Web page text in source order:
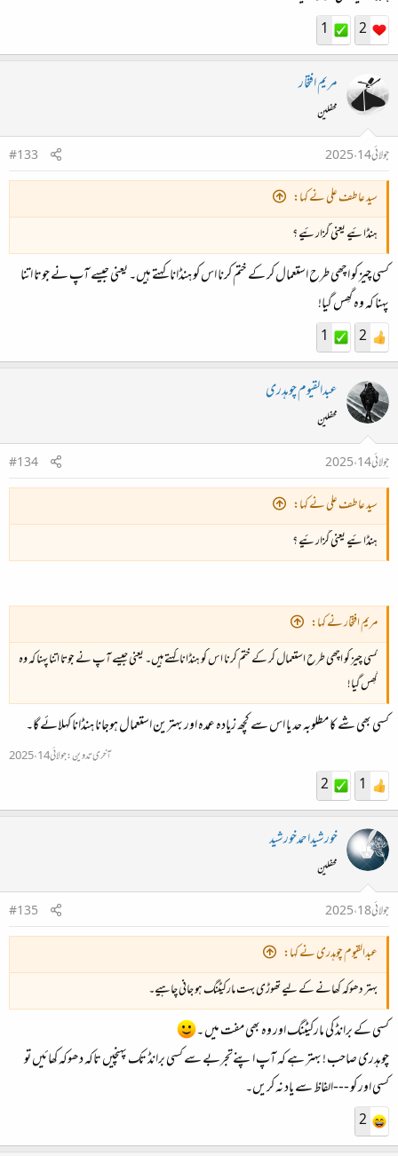
2
1
مریم افتخار
محفلین
جولائی 14، 2025
#133
سید عاطف علی نے کہا:
ہنڈائیے یعنی گزارئیے ؟
کسی چیز کو اچھی طرح استعمال کر کے ختم کرنا اس کو ہنڈانا کہتے ہیں۔ یعنی جیسے آپ نے جوتا اتنا
پہنا کہ وہ گھِس گیا!
2
1
عبدالقیوم چوہدری
محفلین
جولائی 14، 2025
#134
سید عاطف علی نے کہا:
ہنڈائیے یعنی گزارئیے ؟
مریم افتخار نے کہا:
کسی چیز کو اچھی طرح استعمال کر کے ختم کرنا اس کو ہنڈانا کہتے ہیں۔ یعنی جیسے آپ نے جوتا اتنا پہنا کہ وہ
گھِس گیا!
کسی بھی شے کا مطلوبہ حد یا اس سے کچھ زیادہ عمدہ اور بہترین استعمال ہوجانا ہنڈانا کہلائے گا۔
آخری تدوین:جولائی 14، 2025
1
2
خورشیداحمدخورشید
محفلین
جولائی 18، 2025
#135
عبدالقیوم چوہدری نے کہا:
بہتر دھوکہ کھانے کے لیے تھوڑی بہت مارکیٹنگ ہو جانی چاہیے۔
کسی کے برانڈ کی مارکیٹنگ اور وہ بھی مفت میں ۔
چوہدری صاحب ! بہتر ہے کہ آپ اپنےتجربے سے کسی برانڈ تک پہنچیں تاکہ دھوکہ کھائیں تو
کسی اور کو ---الفاظ سے یاد نہ کریں۔
2